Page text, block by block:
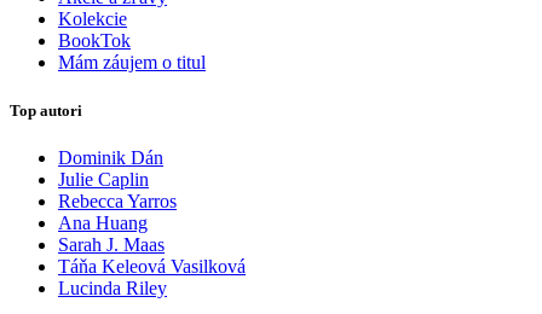
Kolekcie
BookTok
Mám záujem o titul
Top autori
Dominik Dán
Julie Caplin
Rebecca Yarros
Ana Huang
Sarah J. Maas
Táňa Keleová Vasilková
Lucinda Riley